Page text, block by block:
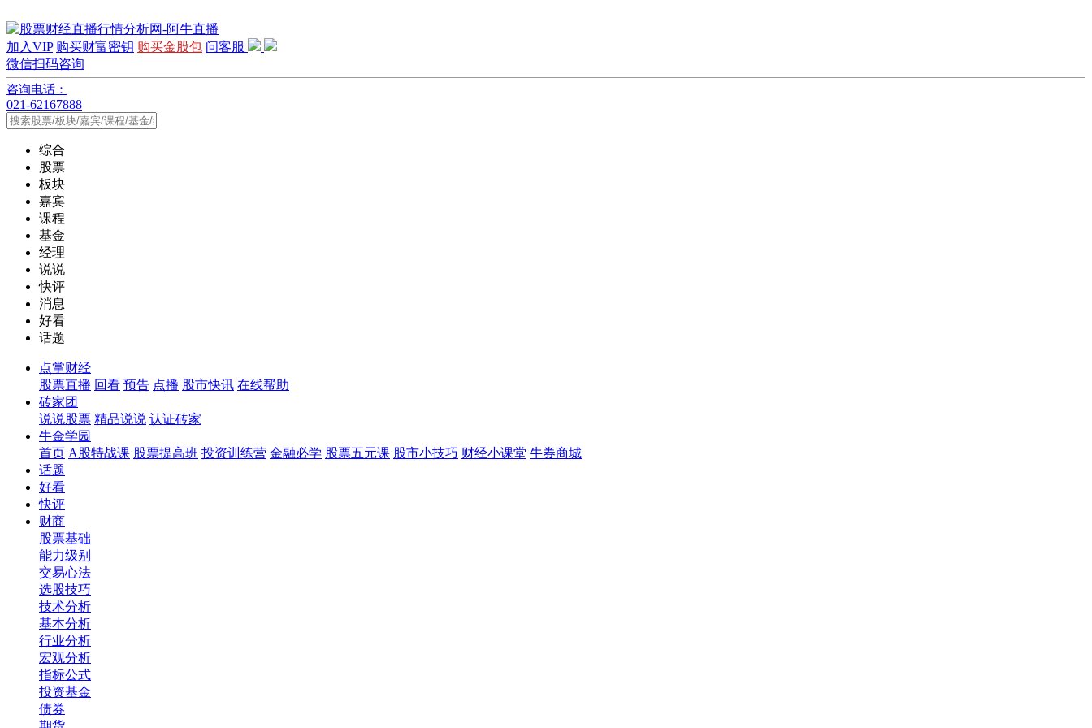
加入VIP 购买财富密钥 购买金股包 问客服
微信扫码咨询
咨询电话：
021-62167888
综合
股票
板块
嘉宾
课程
基金
经理
说说
快评
消息
好看
话题
点掌财经
股票直播 回看 预告 点播 股市快讯 在线帮助
砖家团
说说股票 精品说说 认证砖家
牛金学园
首页 A股特战课 股票提高班 投资训练营 金融必学 股票五元课 股市小技巧 财经小课堂 牛券商城
话题
好看
快评
财商
股票基础
能力级别
交易心法
选股技巧
技术分析
基本分析
行业分析
宏观分析
指标公式
投资基金
债券